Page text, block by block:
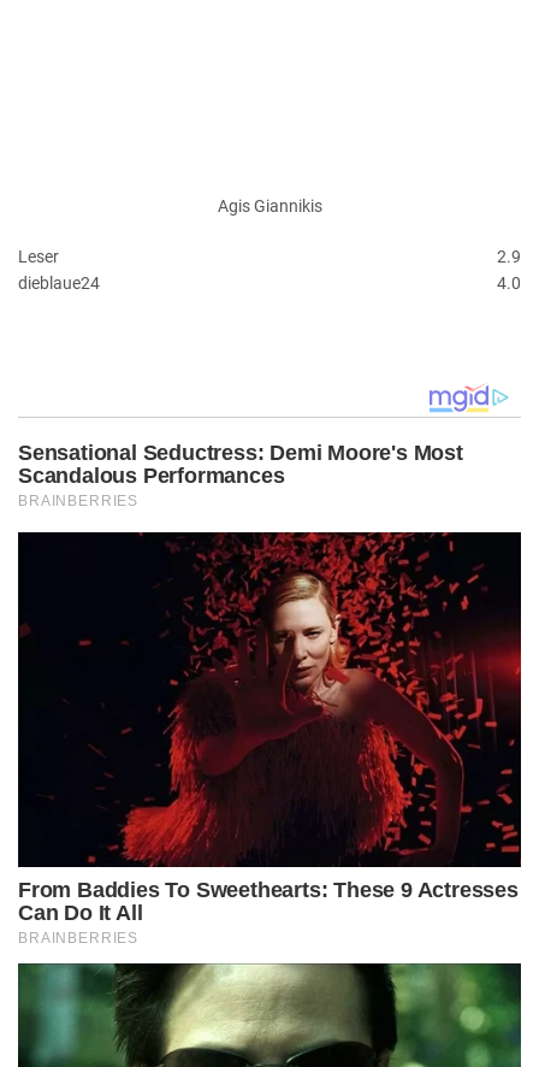
Agis Giannikis
Leser
2.9
dieblaue24
4.0